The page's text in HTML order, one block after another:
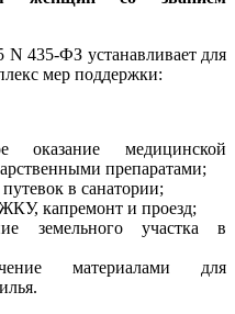
N 435-ФЗ устанавливает для
мер поддержки:
оказание медицинской
препаратами;
в санатории;
капремонт и проезд;
земельного участка в
материалами для